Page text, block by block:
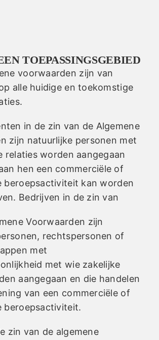
TOEPASSINGSGEBIED
voorwaarden zijn van
alle huidige en toekomstige
in de zin van de Algemene
zijn natuurlijke personen met
relaties worden aangegaan
hen een commerciële of
beroepsactiviteit kan worden
Bedrijven in de zin van
Voorwaarden zijn
rechtspersonen of
met
met wie zakelijke
aangegaan en die handelen
van een commerciële of
beroepsactiviteit.
zin van de algemene